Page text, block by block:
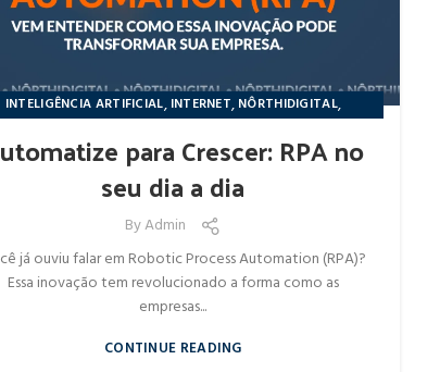
INTELIGÊNCIA ARTIFICIAL, INTERNET, NÔRTHIDIGITAL,
para Crescer: RPA no
seu dia a dia
ByAdmin
já ouviu falar em Robotic Process Automation (RPA)?
Essa inovação tem revolucionado a forma como as
empresas...
CONTINUE READING